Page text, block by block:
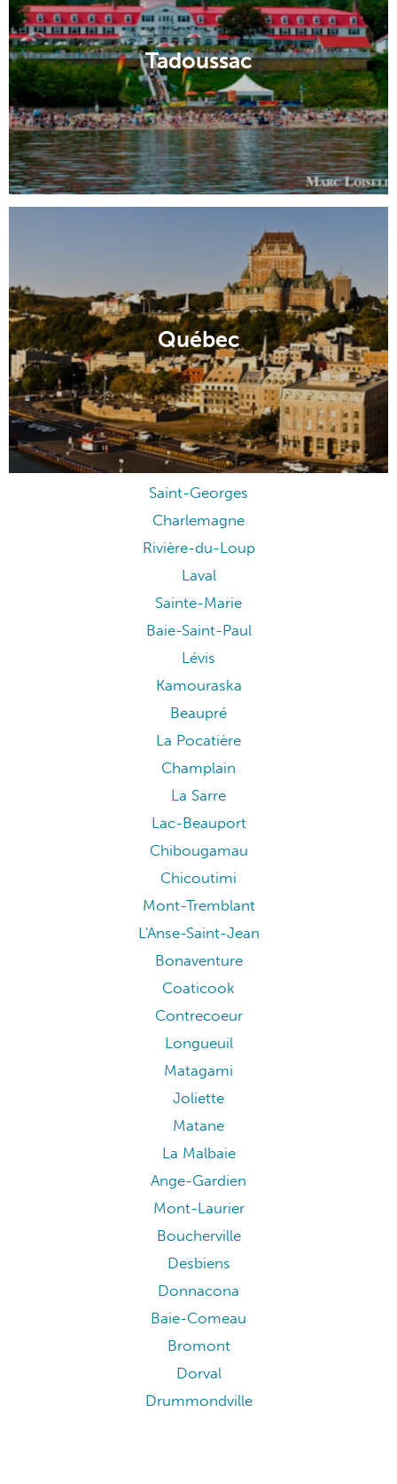
Tadoussac
Québec
Saint-Georges
Charlemagne
Rivière-du-Loup
Laval
Sainte-Marie
Baie-Saint-Paul
Lévis
Kamouraska
Beaupré
La Pocatière
Champlain
La Sarre
Lac-Beauport
Chibougamau
Chicoutimi
Mont-Tremblant
L'Anse-Saint-Jean
Bonaventure
Coaticook
Contrecoeur
Longueuil
Matagami
Joliette
Matane
La Malbaie
Ange-Gardien
Mont-Laurier
Boucherville
Desbiens
Donnacona
Baie-Comeau
Bromont
Dorval
Drummondville